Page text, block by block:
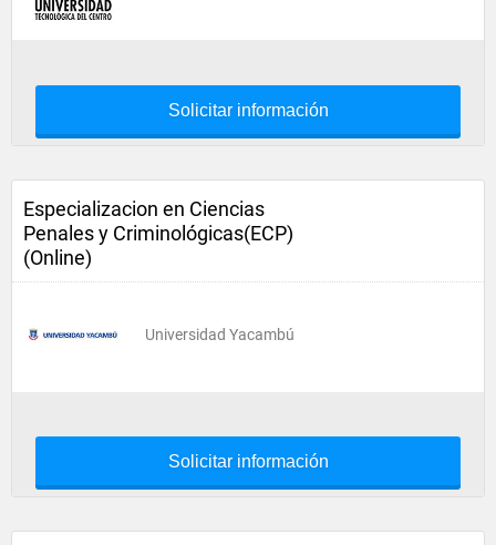
Solicitar información
Especializacion en Ciencias
Penales y Criminológicas(ECP)
(Online)
Universidad Yacambú
Solicitar información